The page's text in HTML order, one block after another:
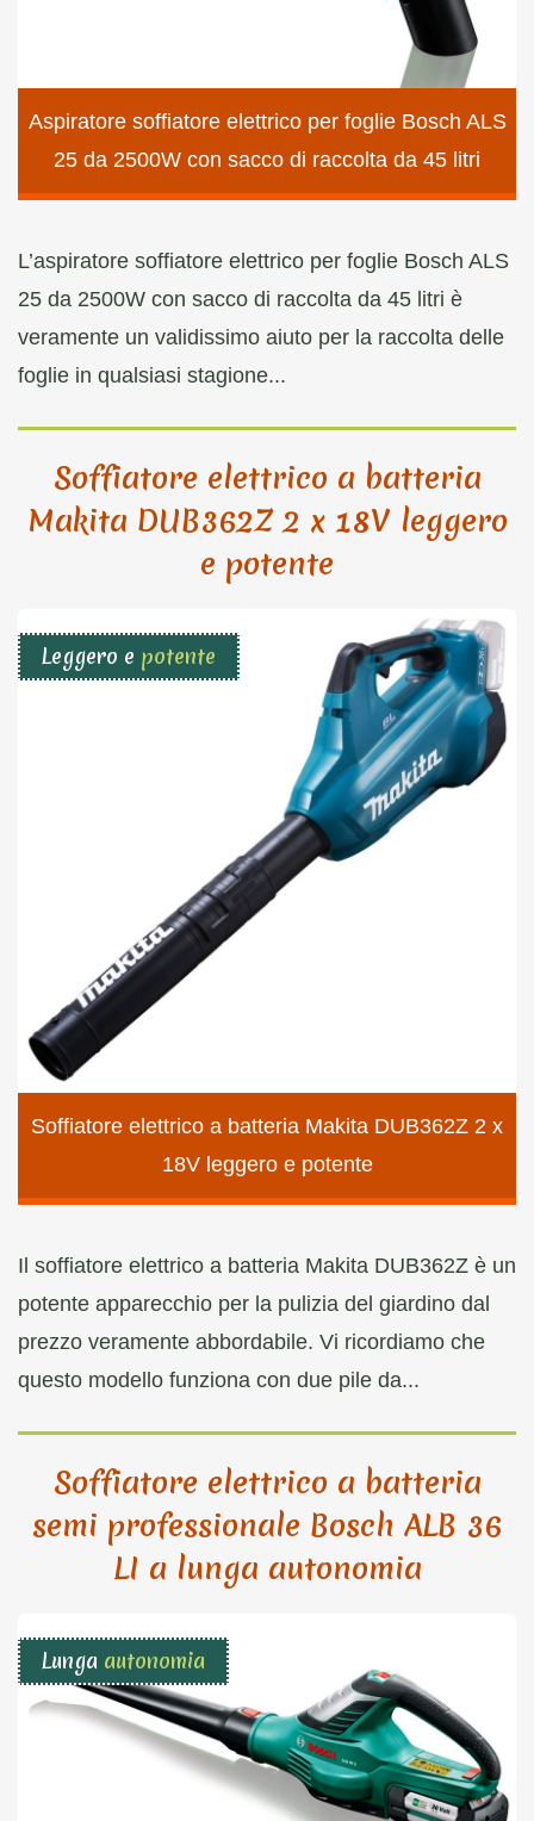
Aspiratore soffiatore elettrico per foglie Bosch ALS
25 da 2500W con sacco di raccolta da 45 litri
L’aspiratore soffiatore elettrico per foglie Bosch ALS
25 da 2500W con sacco di raccolta da 45 litri è
veramente un validissimo aiuto per la raccolta delle
foglie in qualsiasi stagione...
Soffiatore elettrico a batteria
Makita DUB362Z 2 x 18V leggero
e potente
Leggero e potente
Soffiatore elettrico a batteria Makita DUB362Z 2 x
18V leggero e potente
Il soffiatore elettrico a batteria Makita DUB362Z è un
potente apparecchio per la pulizia del giardino dal
prezzo veramente abbordabile. Vi ricordiamo che
questo modello funziona con due pile da...
Soffiatore elettrico a batteria
semi professionale Bosch ALB 36
LI a lunga autonomia
Lunga autonomia